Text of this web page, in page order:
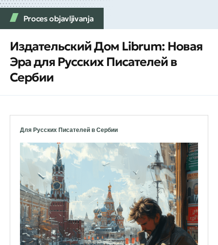
Proces objavljivanja
Издательский Дом Librum: Новая
Эра для Русских Писателей в
Сербии
Для Русских Писателей в Сербии